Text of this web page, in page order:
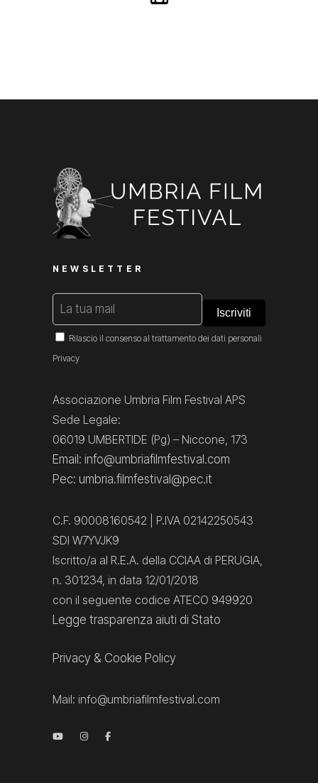
NEWSLETTER
Rilascio il consenso al trattamento dei dati personali
Privacy
Associazione Umbria Film Festival APS
Sede Legale:
06019 UMBERTIDE (Pg) – Niccone, 173
Email: info@umbriafilmfestival.com
Pec: umbria.filmfestival@pec.it
C.F. 90008160542 | P.IVA 02142250543
SDI W7YVJK9
Iscritto/a al R.E.A. della CCIAA di PERUGIA,
n. 301234, in data 12/01/2018
con il seguente codice ATECO 949920
Legge trasparenza aiuti di Stato
Privacy & Cookie Policy
Mail: info@umbriafilmfestival.com